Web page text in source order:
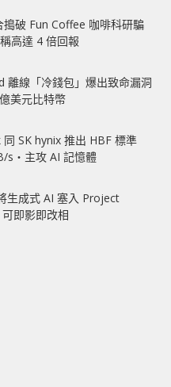
搗破 Fun Coffee 咖啡科研騙
高達 4 倍回報
離線「冷錢包」爆出致命漏洞
美元比特幣
同 SK hynix 推出 HBF 標準
s‧主攻 AI 記憶體
生成式 AI 塞入 Project
即影即改相